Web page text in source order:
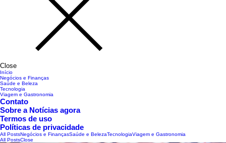
Close
Início
Negócios e Finanças
Saúde e Beleza
Tecnologia
Viagem e Gastronomia
Contato
Sobre a Notícias agora
Termos de uso
Políticas de privacidade
All PostsNegócios e FinançasSaúde e BelezaTecnologiaViagem e Gastronomia
All PostsClose